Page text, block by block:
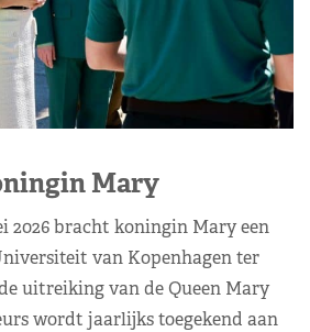
Mary
2026 bracht koningin Mary een
van Kopenhagen ter
uitreiking van de Queen Mary
wordt jaarlijks toegekend aan